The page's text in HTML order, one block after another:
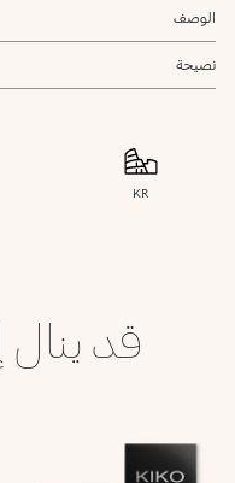
الوصف
نصيحة
KR
قد